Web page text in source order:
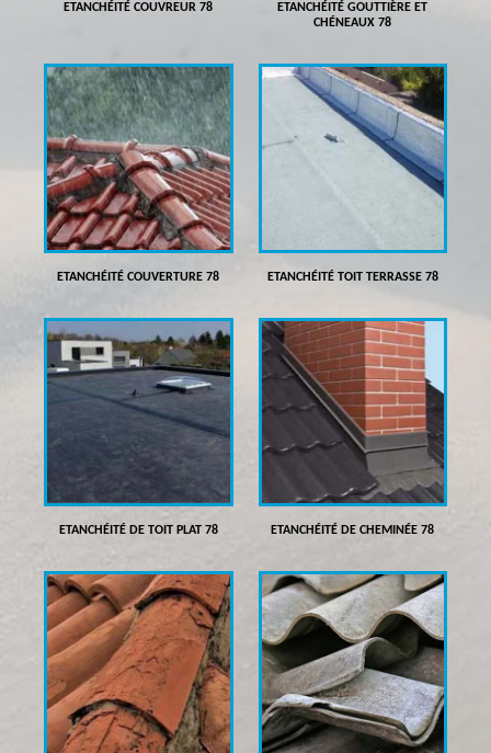
ETANCHÉITÉ COUVREUR 78
ETANCHÉITÉ GOUTTIÈRE ET
CHÉNEAUX 78
ETANCHÉITÉ COUVERTURE 78 ETANCHÉITÉ TOIT TERRASSE 78
ETANCHÉITÉ DE TOIT PLAT 78 ETANCHÉITÉ DE CHEMINÉE 78